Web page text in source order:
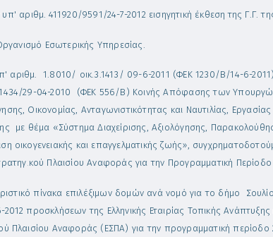
υπ' αριθμ. 411920/9591/24-7-2012 εισηγητική έκθεση της Γ.Γ.
Εσωτερικής Υπηρεσίας.
αριθμ. 1.8010/ οικ.3.1413/ 09-6-2011 (ΦΕΚ 1230/Β/14-6-
29-04-2010 (ΦΕΚ 556/Β) Κοινής Απόφασης των
Οικονομίας, Ανταγωνιστικότητας και Ναυτιλίας,
με θέμα «Σύστημα Διαχείρισης, Αξιολόγησης,
οικογενειακής και επαγγελματικής ζωής»,
Πλαισίου Αναφοράς για την Προγραμματική
πίνακα επιλέξιμων δομών ανά νομό για το δήμο
προσκλήσεων της Ελληνικής Εταιρίας Τοπικής
Πλαισίου Αναφοράς (ΕΣΠΑ) για την προγραμματική περίοδο